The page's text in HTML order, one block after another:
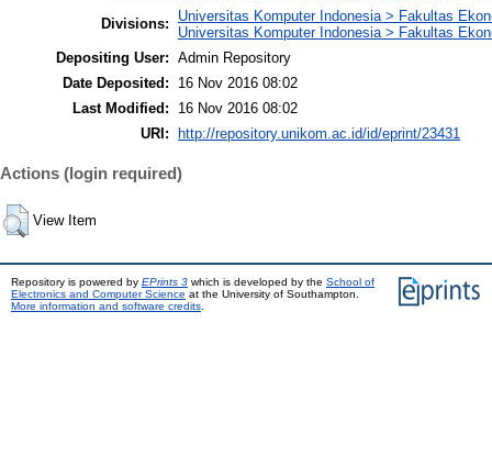
Divisions:
Universitas Komputer Indonesia > Fakultas
Universitas Komputer Indonesia > Fakultas
Depositing User: Admin Repository
Date Deposited:
16 Nov 2016 08:02
Last Modified:
16 Nov 2016 08:02
URI:
http://repository.unikom.ac.id/id/eprint/23431
Actions (login required)
View Item
Repository is powered by EPrints 3 which is developed by the School of
Electronics and Computer Science at the University of Southampton.
More information and software credits